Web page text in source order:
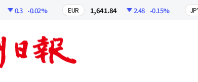
0.3 -0.02% EUR 1,641.84 2.48 -0.15% JPY